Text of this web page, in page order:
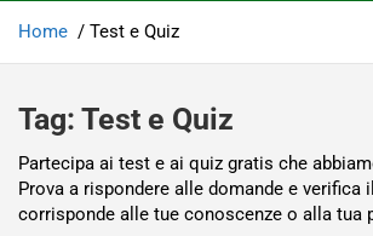
Home Test e Quiz
Tag: Test e Quiz
Partecipa ai test e ai quiz gratis che
Prova a rispondere alle domande e verifica
corrisponde alle tue conoscenze o alla tua